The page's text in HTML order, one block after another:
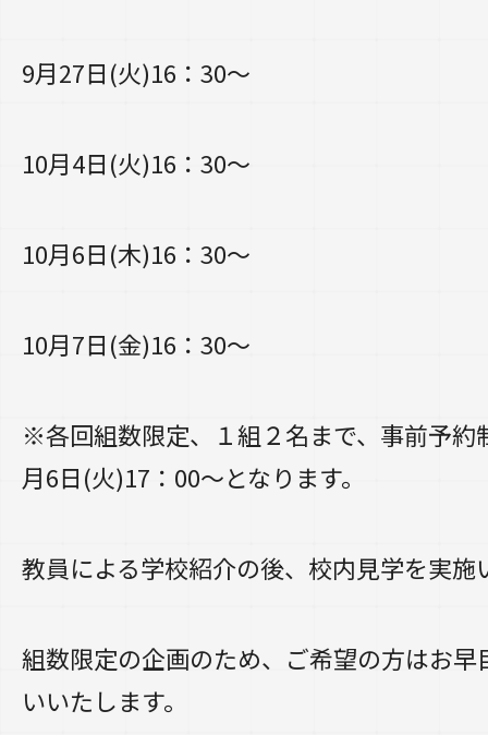
9月27日(火)16：30～
10月4日(火)16：30～
10月6日(木)16：30～
10月7日(金)16：30～
※各回組数限定、１組２名まで、事前予約
月6日(火)17：00～となります。
教員による学校紹介の後、校内見学を実施
組数限定の企画のため、ご希望の方はお早
いいたします。